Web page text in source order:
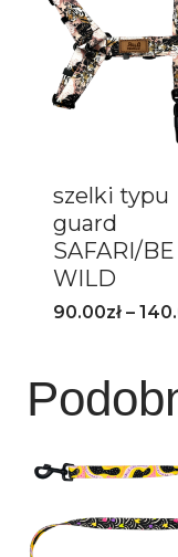
szelki typu
guard
SAFARI/BE
WILD
90.00zł –